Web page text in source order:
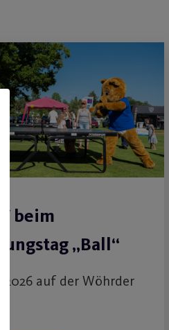
beim
„Ball“
auf der Wöhrder